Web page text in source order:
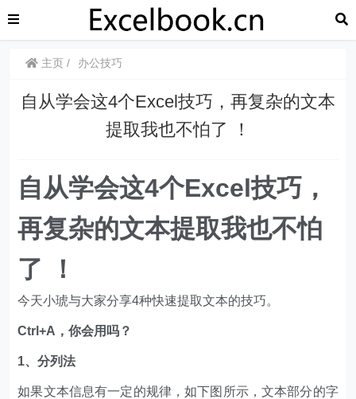
主页 办公技巧
​​自从学会这4个Excel技巧，再复杂的文本
提取我也不怕了 ！
​​自从学会这4个Excel技巧，
再复杂的文本提取我也不怕
了 ！
今天小琥与大家分享4种快速提取文本的技巧。
Ctrl+A，你会用吗？
1、分列法
如果文本信息有一定的规律，如下图所示，文本部分的字